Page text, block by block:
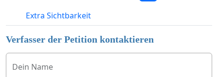
Extra Sichtbarkeit
Verfasser der Petition kontaktieren
Dein Name